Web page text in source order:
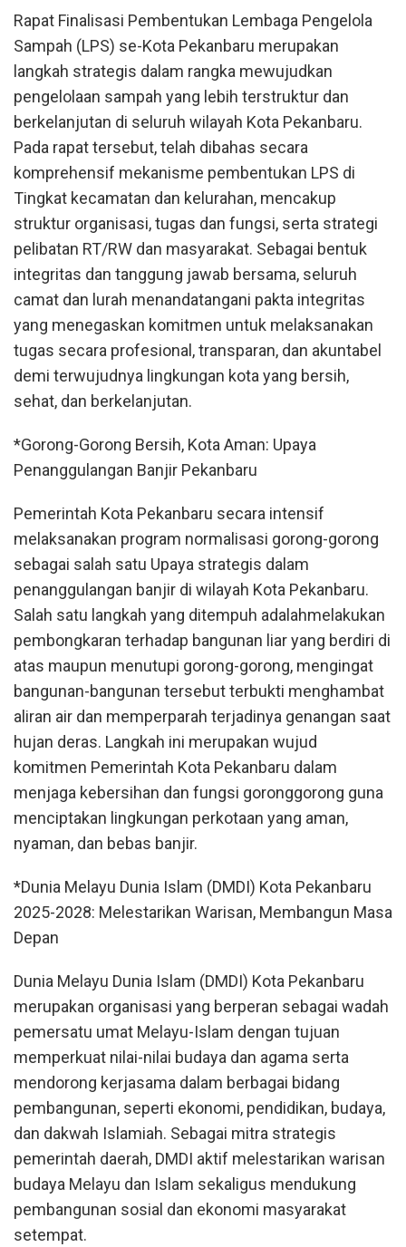
Rapat Finalisasi Pembentukan Lembaga Pengelola
Sampah (LPS) se-Kota Pekanbaru merupakan
langkah strategis dalam rangka mewujudkan
pengelolaan sampah yang lebih terstruktur dan
berkelanjutan di seluruh wilayah Kota Pekanbaru.
Pada rapat tersebut, telah dibahas secara
komprehensif mekanisme pembentukan LPS di
Tingkat kecamatan dan kelurahan, mencakup
struktur organisasi, tugas dan fungsi, serta strategi
pelibatan RT/RW dan masyarakat. Sebagai bentuk
integritas dan tanggung jawab bersama, seluruh
camat dan lurah menandatangani pakta integritas
yang menegaskan komitmen untuk melaksanakan
tugas secara profesional, transparan, dan akuntabel
demi terwujudnya lingkungan kota yang bersih,
sehat, dan berkelanjutan.
*Gorong-Gorong Bersih, Kota Aman: Upaya
Penanggulangan Banjir Pekanbaru
Pemerintah Kota Pekanbaru secara intensif
melaksanakan program normalisasi gorong-gorong
sebagai salah satu Upaya strategis dalam
penanggulangan banjir di wilayah Kota Pekanbaru.
Salah satu langkah yang ditempuh adalahmelakukan
pembongkaran terhadap bangunan liar yang berdiri di
atas maupun menutupi gorong-gorong, mengingat
bangunan-bangunan tersebut terbukti menghambat
aliran air dan memperparah terjadinya genangan saat
hujan deras. Langkah ini merupakan wujud
komitmen Pemerintah Kota Pekanbaru dalam
menjaga kebersihan dan fungsi goronggorong guna
menciptakan lingkungan perkotaan yang aman,
nyaman, dan bebas banjir.
*Dunia Melayu Dunia Islam (DMDI) Kota Pekanbaru
2025-2028: Melestarikan Warisan, Membangun Masa
Depan
Dunia Melayu Dunia Islam (DMDI) Kota Pekanbaru
merupakan organisasi yang berperan sebagai wadah
pemersatu umat Melayu-Islam dengan tujuan
memperkuat nilai-nilai budaya dan agama serta
mendorong kerjasama dalam berbagai bidang
pembangunan, seperti ekonomi, pendidikan, budaya,
dan dakwah Islamiah. Sebagai mitra strategis
pemerintah daerah, DMDI aktif melestarikan warisan
budaya Melayu dan Islam sekaligus mendukung
pembangunan sosial dan ekonomi masyarakat
setempat.